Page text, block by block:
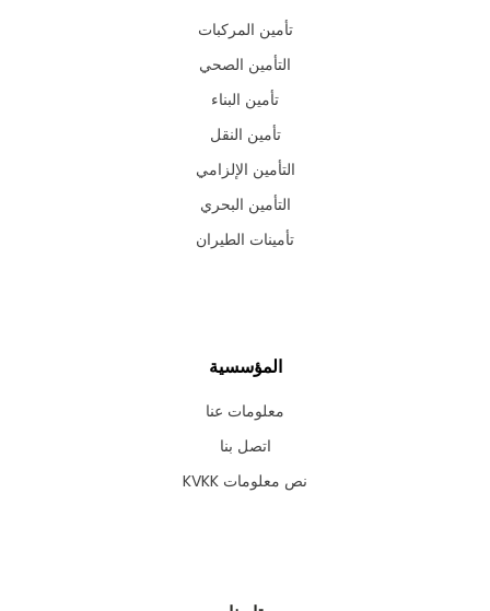
تأمين المركبات
التأمين الصحي
تأمين البناء
تأمين النقل
التأمين الإلزامي
التأمين البحري
تأمينات الطيران
المؤسسية
معلومات عنا
اتصل بنا
نص معلومات KVKK